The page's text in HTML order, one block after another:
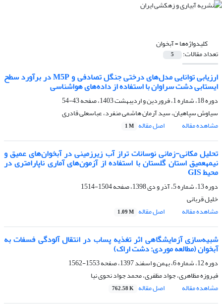
کلیدواژه‌ها =آبخوان
تعداد مقالات: 5
ارزیابی توانایی مدل‌های‌ درختی جنگل تصادفی و M5P در برآورد سطح
ایستابی دشت سراوان با استفاده از داده‌های هواشناسی
دوره 18، شماره 1، فروردین و اردیبهشت 1403، صفحه
43-54
سیاوش سپاهیان، سید آرمان هاشمی منفرد، عباسعلی قادری
مشاهده مقاله
اصل مقاله 1 M
تحلیل مکانی-زمانی نوسانات تراز آب زیرزمینی در آبخوان‌های عمیق و
نیمه‎عمیق استان گلستان با استفاده از آزمون‌های آماری ناپارامتری در
محیط GIS
دوره 13، شماره 5، آذر و دی 1398، صفحه
1504-1514
خلیل قربانی
مشاهده مقاله
اصل مقاله 1.09 M
شبیه‌سازی آزمایشگاهی اثر تغذیه پساب در انتقال آلودگی فسفات به
آبخوان (مطالعه موردی: دشت اراک)
دوره 12، شماره 6، بهمن و اسفند 1397، صفحه
1553-1562
فیروزه مظاهری، جواد مظفری، محمد جواد نحوی نیا
مشاهده مقاله
اصل مقاله 762.58 K